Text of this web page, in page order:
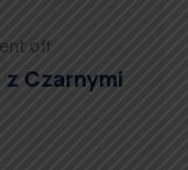
off
Czarnymi